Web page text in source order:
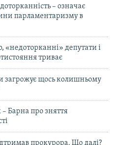
– означає
парламентаризму в
«недоторканні» депутати і
триває
загрожує щось колишньому
Барна про зняття
прокурора. Що далі?